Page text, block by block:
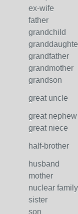
ex-wife
father
grandchild
grandfather
grandmother
grandson
great uncle
great nephew
great niece
half-brother
husband
mother
nuclear family
sister
son